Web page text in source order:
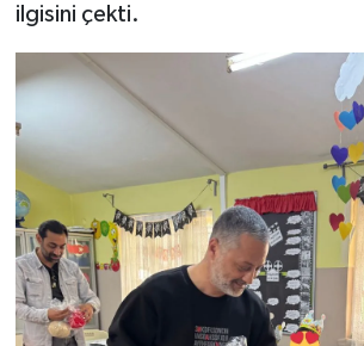
ilgisini çekti.